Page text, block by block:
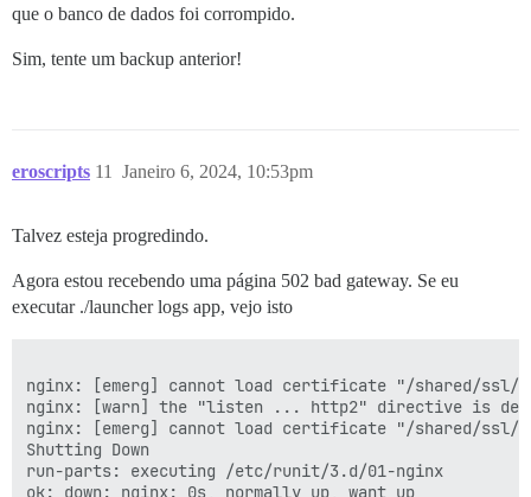
que o banco de dados foi corrompido.
Sim, tente um backup anterior!
eroscripts Janeiro 6, 2024, 10:53pm
11
Talvez esteja progredindo.
Agora estou recebendo uma página 502 bad gateway. Se eu
executar ./launcher logs app, vejo isto
nginx: [emerg] cannot load certificate "/shared/ssl/
nginx: [warn] the "listen ... http2" directive is
nginx: [emerg] cannot load certificate "/shared/ssl/
Shutting Down
run-parts: executing /etc/runit/3.d/01-nginx
ok: down: nginx: 0s, normally up, want up